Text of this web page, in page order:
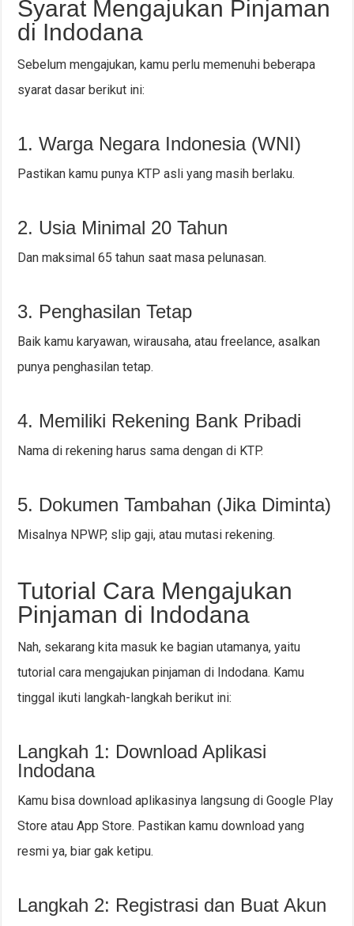
Syarat Mengajukan Pinjaman
di Indodana
Sebelum mengajukan, kamu perlu memenuhi beberapa
syarat dasar berikut ini:
1. Warga Negara Indonesia (WNI)
Pastikan kamu punya KTP asli yang masih berlaku.
2. Usia Minimal 20 Tahun
Dan maksimal 65 tahun saat masa pelunasan.
3. Penghasilan Tetap
Baik kamu karyawan, wirausaha, atau freelance, asalkan
punya penghasilan tetap.
4. Memiliki Rekening Bank Pribadi
Nama di rekening harus sama dengan di KTP.
5. Dokumen Tambahan (Jika Diminta)
Misalnya NPWP, slip gaji, atau mutasi rekening.
Tutorial Cara Mengajukan
Pinjaman di Indodana
Nah, sekarang kita masuk ke bagian utamanya, yaitu
tutorial cara mengajukan pinjaman di Indodana. Kamu
tinggal ikuti langkah-langkah berikut ini:
Langkah 1: Download Aplikasi
Indodana
Kamu bisa download aplikasinya langsung di Google Play
Store atau App Store. Pastikan kamu download yang
resmi ya, biar gak ketipu.
Langkah 2: Registrasi dan Buat Akun